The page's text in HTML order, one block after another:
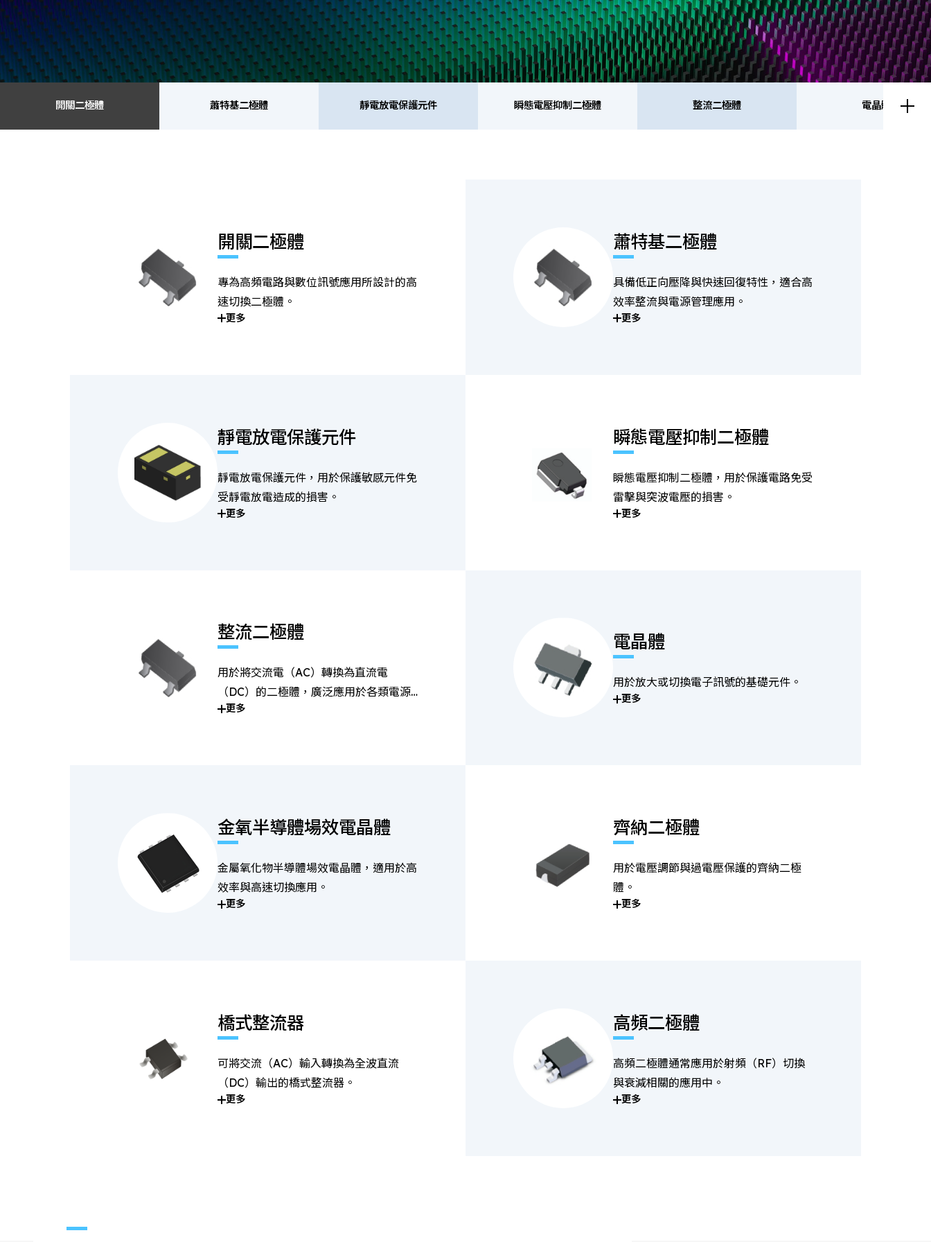
開關二極體 蕭特基二極體 靜電放電保護元件 瞬態電壓抑制二極體 整流二極體 電晶體
開關二極體
專為高頻電路與數位訊號應用所設計的高
速切換二極體。
更多
蕭特基二極體
具備低正向壓降與快速回復特性，適合高
效率整流與電源管理應用。
更多
靜電放電保護元件
靜電放電保護元件，用於保護敏感元件免
受靜電放電造成的損害。
更多
瞬態電壓抑制二極體
瞬態電壓抑制二極體，用於保護電路免受
雷擊與突波電壓的損害。
更多
整流二極體
用於將交流電（AC）轉換為直流電
（DC）的二極體，廣泛應用於各類電源
供應系統中。
更多
電晶體
用於放大或切換電子訊號的基礎元件。
更多
金氧半導體場效電晶體
金屬氧化物半導體場效電晶體，適用於高
效率與高速切換應用。
更多
齊納二極體
用於電壓調節與過電壓保護的齊納二極
體。
更多
橋式整流器
可將交流（AC）輸入轉換為全波直流
（DC）輸出的橋式整流器。
更多
高頻二極體
高頻二極體通常應用於射頻（RF）切換
與衰減相關的應用中。
更多